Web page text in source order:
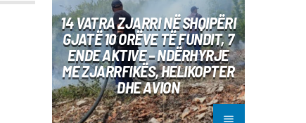
14 VATRA ZJARRI NË SHQIPËRI
GJATË 10 ORËVE TË FUNDIT, 7
ENDE AKTIVE – NDËRHYRJE
ME ZJARRFIKËS, HELIKOPTER
DHE AVION